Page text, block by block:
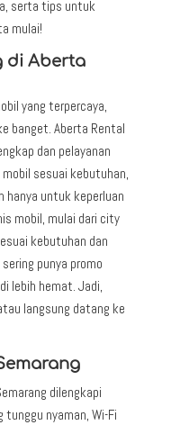
serta tips untuk
mulai!
di Aberta
yang terpercaya,
banget. Aberta Rental
dan pelayanan
sesuai kebutuhan,
hanya untuk keperluan
mobil, mulai dari city
kebutuhan dan
punya promo
lebih hemat. Jadi,
langsung datang ke
dilengkapi
nyaman, Wi-Fi